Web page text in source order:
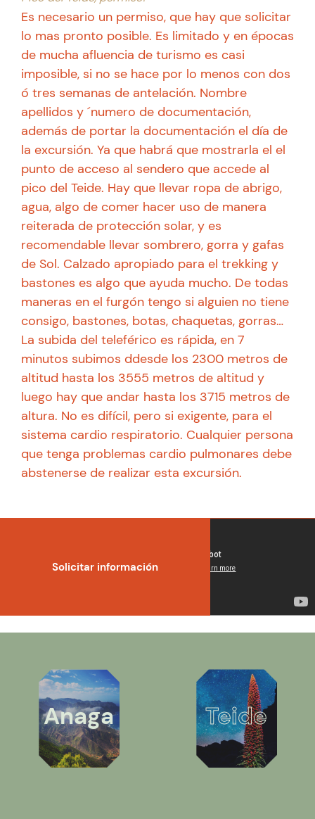
Es necesario un permiso, que hay que solicitar
lo mas pronto posible. Es limitado y en épocas
de mucha afluencia de turismo es casi
imposible, si no se hace por lo menos con dos
ó tres semanas de antelación. Nombre
apellidos y ´numero de documentación,
además de portar la documentación el día de
la excursión. Ya que habrá que mostrarla el el
punto de acceso al sendero que accede al
pico del Teide. Hay que llevar ropa de abrigo,
agua, algo de comer hacer uso de manera
reiterada de protección solar, y es
recomendable llevar sombrero, gorra y gafas
de Sol. Calzado apropiado para el trekking y
bastones es algo que ayuda mucho. De todas
maneras en el furgón tengo si alguien no tiene
consigo, bastones, botas, chaquetas, gorras…
La subida del teleférico es rápida, en 7
minutos subimos ddesde los 2300 metros de
altitud hasta los 3555 metros de altitud y
luego hay que andar hasta los 3715 metros de
altura. No es difícil, pero si exigente, para el
sistema cardio respiratorio. Cualquier persona
que tenga problemas cardio pulmonares debe
abstenerse de realizar esta excursión.
Solicitar información
Anaga Teide